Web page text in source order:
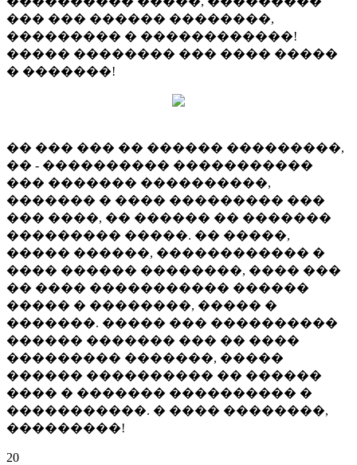
��� ��� ������ ��������,
��������� � ������������!
����� �������� ��� ���� �����
� �������!
�� ��� ��� �� ������ ���������,
�� - ���������� �����������
��� ������� ����������,
������� � ���� ��������� ���
��� ����, �� ������ �� �������
��������� �����. �� �����,
����� ������, ������������ �
���� ������ ��������, ���� ���
�� ���� ����������� ������
����� � ��������, ����� �
�������. ����� ��� ����������
������ ������� ��� �� ����
��������� �������, �����
������ ���������� �� ������
���� � ������� ���������� �
�����������. � ���� ��������,
���������!
20